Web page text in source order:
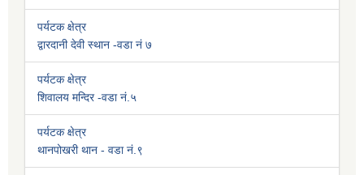
पर्यटक क्षेत्र
द्वारदानी देवी स्थान -वडा नं ७
पर्यटक क्षेत्र
शिवालय मन्दिर -वडा नं.५
पर्यटक क्षेत्र
थानपोखरी थान - वडा नं.९